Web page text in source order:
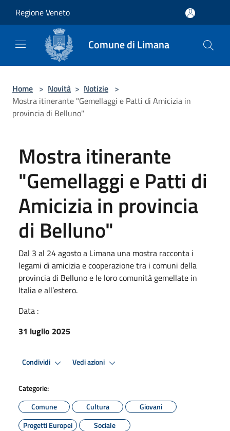
Regione Veneto
Comune di Limana
Home > Novità > Notizie >
Mostra itinerante "Gemellaggi e Patti di Amicizia in
provincia di Belluno"
Mostra itinerante
"Gemellaggi e Patti di
Amicizia in provincia
di Belluno"
Dal 3 al 24 agosto a Limana una mostra racconta i
legami di amicizia e cooperazione tra i comuni della
provincia di Belluno e le loro comunità gemellate in
Italia e all’estero.
Data :
31 luglio 2025
Condividi Vedi azioni
Categorie:
Comune
Cultura
Giovani
Progetti Europei
Sociale